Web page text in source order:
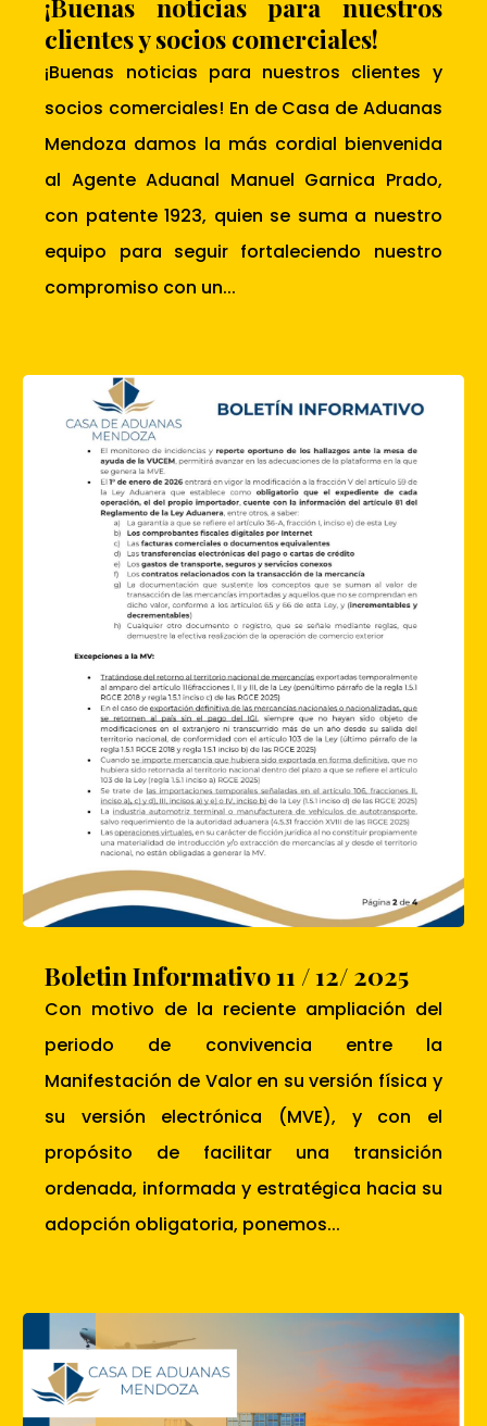
clientes y socios comerciales!
¡Buenas noticias para nuestros clientes y
socios comerciales! En de Casa de Aduanas
Mendoza damos la más cordial bienvenida
al Agente Aduanal Manuel Garnica Prado,
con patente 1923, quien se suma a nuestro
equipo para seguir fortaleciendo nuestro
compromiso con un...
Boletin Informativo 11 / 12/ 2025
Con motivo de la reciente ampliación del
periodo de convivencia entre la
Manifestación de Valor en su versión física y
su versión electrónica (MVE), y con el
propósito de facilitar una transición
ordenada, informada y estratégica hacia su
adopción obligatoria, ponemos...